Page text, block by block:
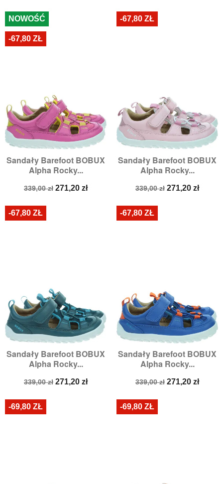
Sandały Barefoot BOBUX
Alpha Rocky...
Cena
339,00 zł Cena
271,20 zł
NOWOŚĆ
-67,80 ZŁ
Sandały Barefoot BOBUX
Alpha Rocky...
Cena
339,00 zł Cena
271,20 zł
-67,80 ZŁ
Sandały Barefoot BOBUX
Alpha Rocky...
Cena
339,00 zł Cena
271,20 zł
-67,80 ZŁ
Sandały Barefoot BOBUX
Alpha Rocky...
Cena
339,00 zł Cena
271,20 zł
-67,80 ZŁ
-69,80 ZŁ -69,80 ZŁ